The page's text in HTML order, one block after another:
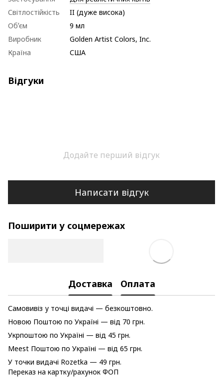
Світлостійкість
II (дуже висока)
Обʼєм
9 мл
Виробник
Golden Artist Colors, Inc.
Країна
США
Відгуки
Додайте перший відгук
Написати відгук
Поширити у соцмережах
Доставка Оплата
Самовивіз у точці видачі — безкоштовно.
Новою Поштою по Україні — від 70 грн.
Укрпоштою по Україні — від 45 грн.
Meest Поштою по Україні — від 65 грн.
У точки видачі Rozetka — 49 грн.
Переказ на картку/рахунок ФОП